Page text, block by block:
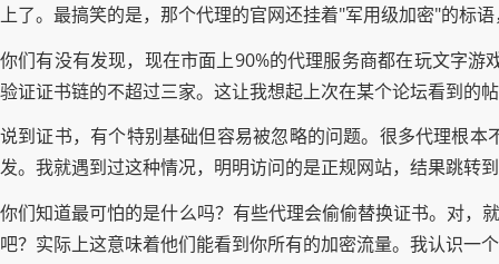
上了。最搞笑的是，那个代理的官网还挂着"军用级加密"的标
你们有没有发现，现在市面上90%的代理服务商都在玩文字
验证证书链的不超过三家。这让我想起上次在某个论坛看到的
说到证书，有个特别基础但容易被忽略的问题。很多代理根
发。我就遇到过这种情况，明明访问的是正规网站，结果跳转
你们知道最可怕的是什么吗？有些代理会偷偷替换证书。对，
吧？实际上这意味着他们能看到你所有的加密流量。我认识一